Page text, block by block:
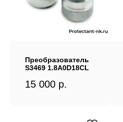
Преобразователь
S3469 1.8A0D18CL
15 000 р.